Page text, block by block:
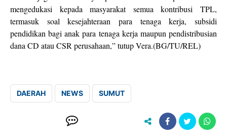
mengedukasi kepada masyarakat semua kontribusi TPL,
termasuk soal kesejahteraan para tenaga kerja, subsidi
pendidikan bagi anak para tenaga kerja maupun pendistribusian
dana CD atau CSR perusahaan,” tutup Vera.(BG/TU/REL)
DAERAH NEWS SUMUT